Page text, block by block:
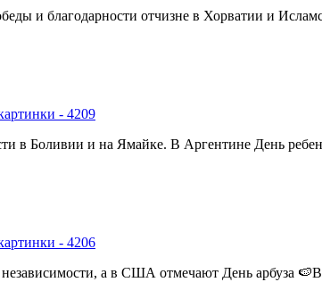
и благодарности отчизне в Хорватии и
- 4209
в Боливии и на Ямайке. В Аргентине День
- 4206
а в США отмечают День арбуза